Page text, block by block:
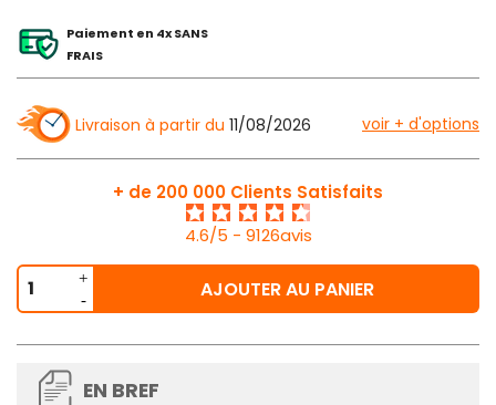
Paiement en 4x SANS
FRAIS
Livraison à partir du 11/08/2026 voir + d'options
+ de 200 000 Clients Satisfaits
4.6/5 - 9126avis
AJOUTER AU PANIER
EN BREF